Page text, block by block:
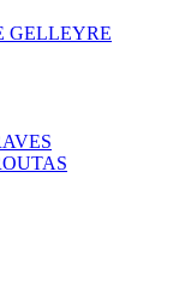
GELLEYRE